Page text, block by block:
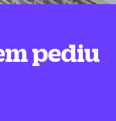
pediu